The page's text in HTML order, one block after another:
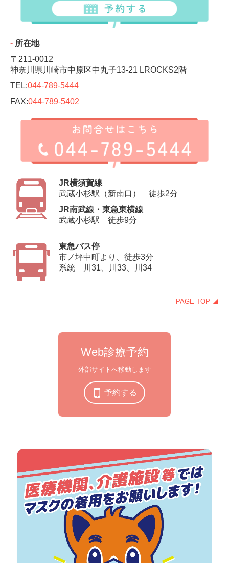
‐ 所在地
〒211-0012
神奈川県川崎市中原区中丸子13-21 LROCKS2階
TEL:044-789-5444
FAX:044-789-5402
JR横須賀線
武蔵小杉駅（新南口） 徒歩2分
JR南武線・東急東横線
武蔵小杉駅 徒歩9分
東急バス停
市ノ坪中町より、徒歩3分
系統 川31、川33、川34
PAGE TOP ◢
Web診療予約
外部サイトへ移動します
予約する